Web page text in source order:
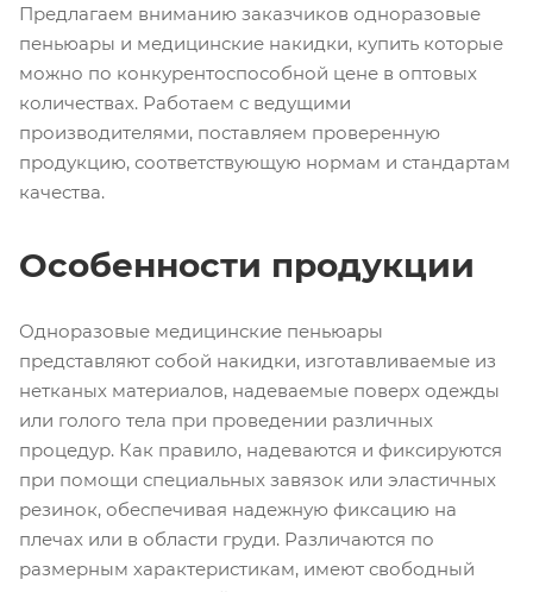
Предлагаем вниманию заказчиков одноразовые
пеньюары и медицинские накидки, купить которые
можно по конкурентоспособной цене в оптовых
количествах. Работаем с ведущими
производителями, поставляем проверенную
продукцию, соответствующую нормам и стандартам
качества.
Особенности продукции
Одноразовые медицинские пеньюары
представляют собой накидки, изготавливаемые из
нетканых материалов, надеваемые поверх одежды
или голого тела при проведении различных
процедур. Как правило, надеваются и фиксируются
при помощи специальных завязок или эластичных
резинок, обеспечивая надежную фиксацию на
плечах или в области груди. Различаются по
размерным характеристикам, имеют свободный